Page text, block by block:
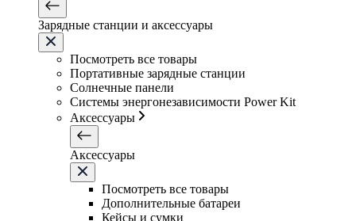
Зарядные станции и аксессуары
Посмотреть все товары
Портативные зарядные станции
Солнечные панели
Системы энергонезависимости Power Kit
Аксессуары
Аксессуары
Посмотреть все товары
Дополнительные батареи
Кейсы и сумки